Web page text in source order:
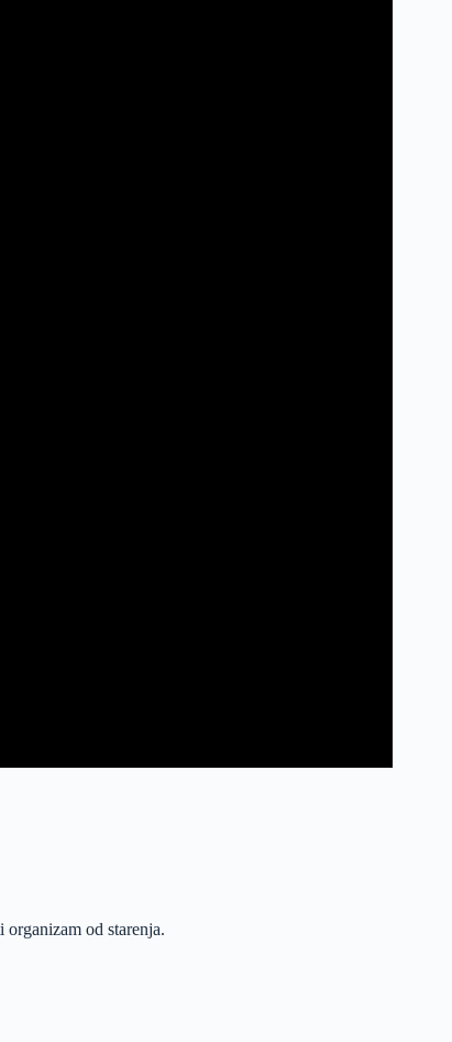
od starenja.